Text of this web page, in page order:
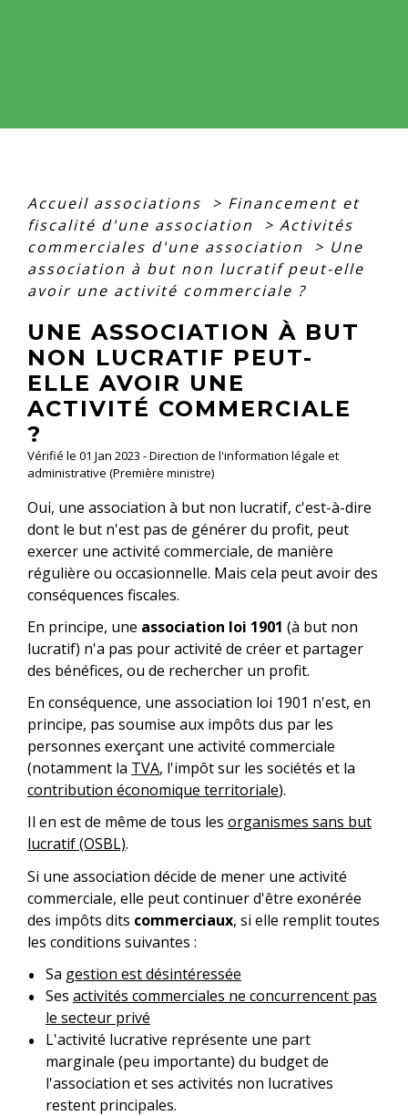
Accueil associations > Financement et
fiscalité d'une association
> Activités
commerciales d'une association
> Une
association à but non lucratif peut-elle
avoir une activité commerciale ?
UNE ASSOCIATION À BUT
NON LUCRATIF PEUT-
ELLE AVOIR UNE
ACTIVITÉ COMMERCIALE
?
Vérifié le 01 Jan 2023 - Direction de l'information légale et
administrative (Première ministre)
Oui, une association à but non lucratif, c'est-à-dire
dont le but n'est pas de générer du profit, peut
exercer une activité commerciale, de manière
régulière ou occasionnelle. Mais cela peut avoir des
conséquences fiscales.
En principe, une association loi 1901 (à but non
lucratif) n'a pas pour activité de créer et partager
des bénéfices, ou de rechercher un profit.
En conséquence, une association loi 1901 n'est, en
principe, pas soumise aux impôts dus par les
personnes exerçant une activité commerciale
(notamment la TVA, l'impôt sur les sociétés et la
contribution économique territoriale).
Il en est de même de tous les organismes sans but
lucratif (OSBL).
Si une association décide de mener une activité
commerciale, elle peut continuer d'être exonérée
des impôts dits commerciaux, si elle remplit toutes
les conditions suivantes :
Sa gestion est désintéressée
Ses activités commerciales ne concurrencent pas
le secteur privé
L'activité lucrative représente une part
marginale (peu importante) du budget de
l'association et ses activités non lucratives
restent principales.